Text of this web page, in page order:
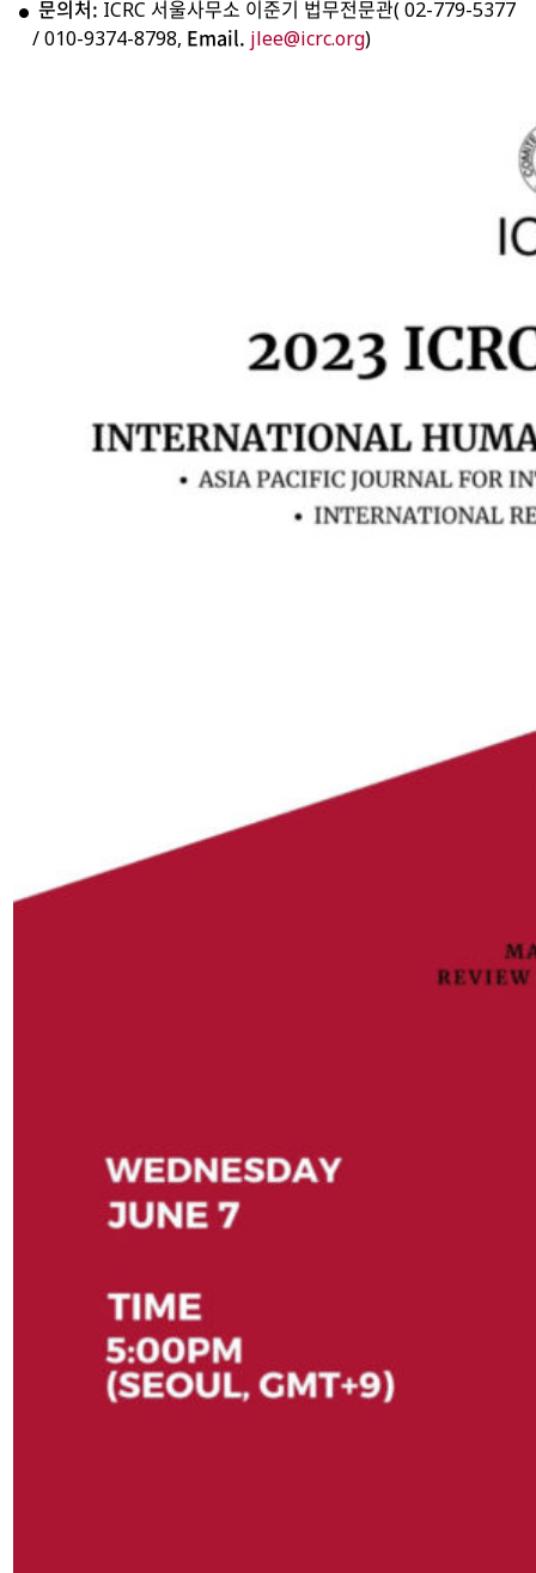
문의처: ICRC 서울사무소 이준기 법무전문관( 02-779-5377
/ 010-9374-8798, Email. jlee@icrc.org)